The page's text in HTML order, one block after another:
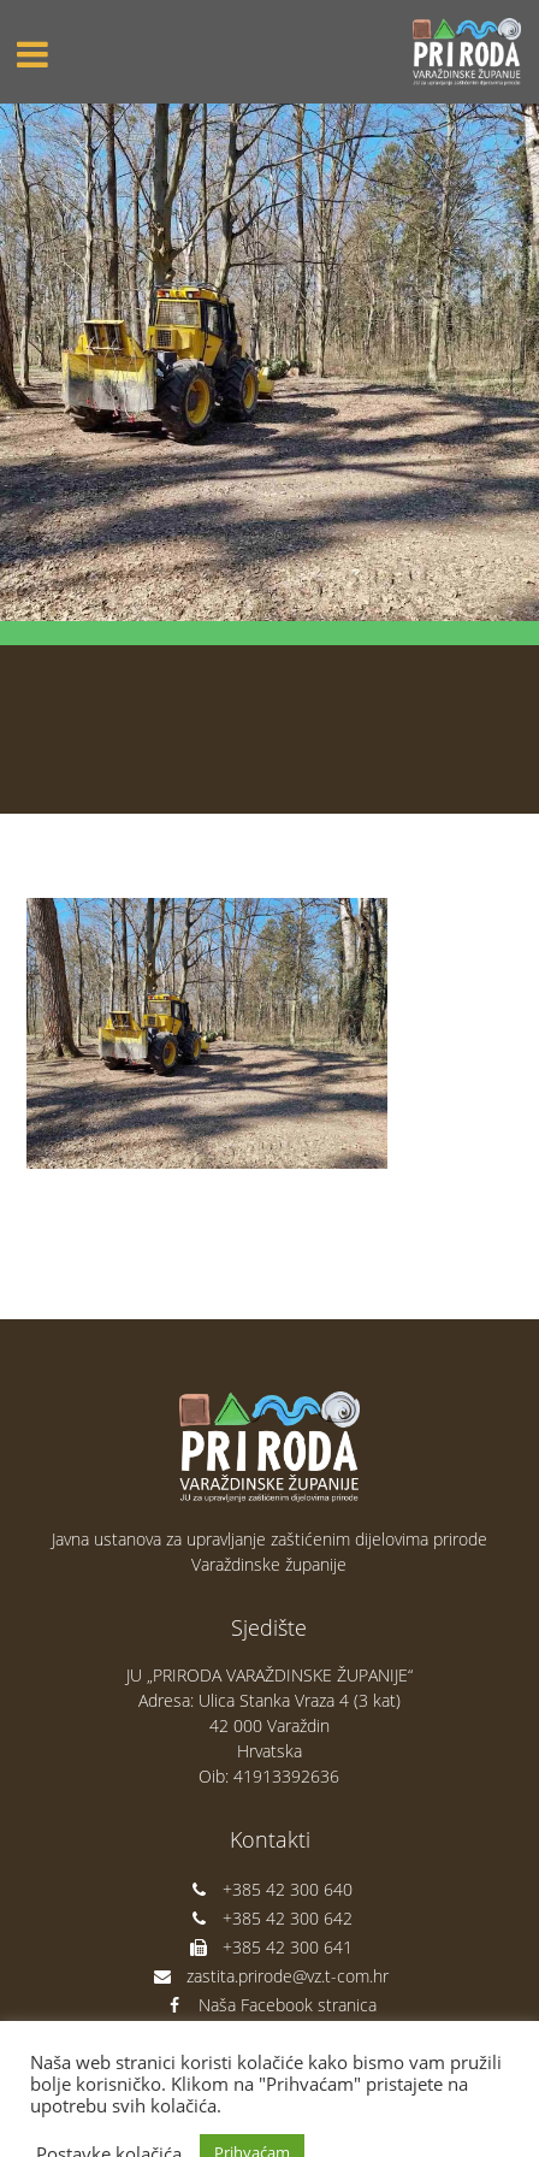
Javna ustanova za upravljanje zaštićenim dijelovima prirode
Varaždinske županije
Sjedište
JU „PRIRODA VARAŽDINSKE ŽUPANIJE“
Adresa: Ulica Stanka Vraza 4 (3 kat)
42 000 Varaždin
Hrvatska
Oib: 41913392636
Kontakti
+385 42 300 640
+385 42 300 642
+385 42 300 641
zastita.prirode@vz.t-com.hr
Naša Facebook stranica
Naša web stranici koristi kolačiće kako bismo vam pružili
bolje korisničko. Klikom na "Prihvaćam" pristajete na
upotrebu svih kolačića.
Prihvaćam